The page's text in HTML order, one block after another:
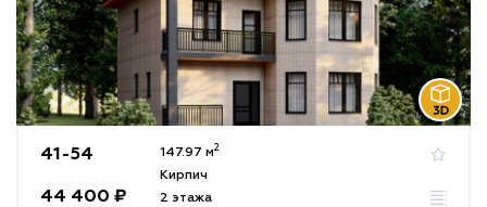
41-54
44 400 ₽
147.97 м2
Кирпич
2 этажа